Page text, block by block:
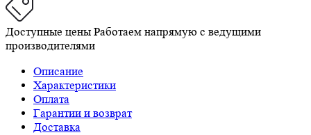
Доступные цены Работаем напрямую с ведущими
производителями
Описание
Характеристики
Оплата
Гарантии и возврат
Доставка